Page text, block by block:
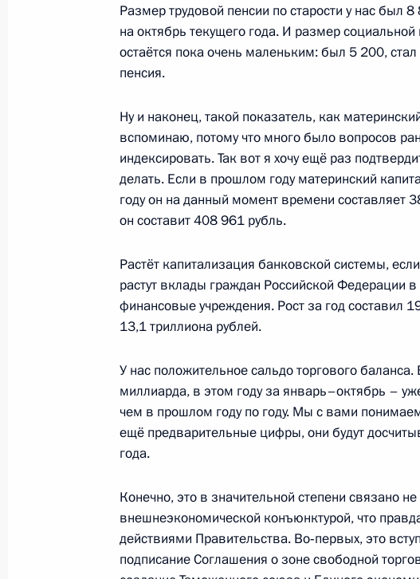
Запуск Баксанской гидроэлектростанции
22 декабря 2012 года, 18:00
21 декабря 2012 года, пятница
Саммит Россия – Евросоюз
21 декабря 2012 года, 15:00 Брюссель
20 декабря 2012 года, четверг
Владимир Путин прибыл в Брюссель для
Россия – Евросоюз
Торжественный вечер, посвящённый Дню
безопасности
20 декабря 2012 года, 19:00
Пресс-конференция Владимира Путина
20 декабря 2012 года, 16:40 Москва
Размер трудовой пенсии по старости у нас был
на октябрь текущего года. И размер
остаётся пока очень маленьким: был 5 200,
пенсия.
Ну и наконец, такой показатель, как
вспоминаю, потому что много было вопросов
индексировать. Так вот я хочу ещё раз
делать. Если в прошлом году материнский
году он на данный момент времени составляет
он составит 408 961 рубль.
Растёт капитализация банковской системы,
растут вклады граждан Российской Федерации
финансовые учреждения. Рост за год составил
13,1 триллиона рублей.
У нас положительное сальдо торгового
миллиарда, в этом году за январь–октябрь –
чем в прошлом году по году. Мы с вами
ещё предварительные цифры, они будут
года.
Конечно, это в значительной степени связано
внешнеэкономической конъюнктурой, что
действиями Правительства. Во‑первых, это
подписание Соглашения о зоне свободной